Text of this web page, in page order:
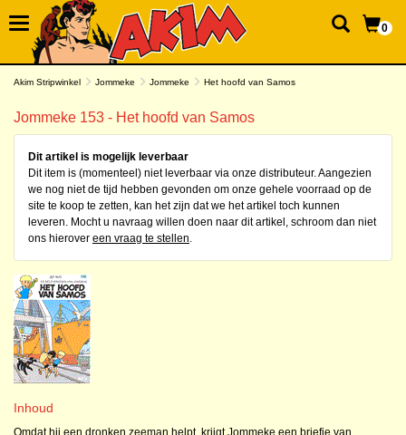
0
Akim Stripwinkel Jommeke Jommeke Het hoofd van Samos
Jommeke 153 - Het hoofd van Samos
Dit artikel is mogelijk leverbaar
Dit item is (momenteel) niet leverbaar via onze distributeur. Aangezien
we nog niet de tijd hebben gevonden om onze gehele voorraad op de
site te koop te zetten, kan het zijn dat we het artikel toch kunnen
leveren. Mocht u navraag willen doen naar dit artikel, schroom dan niet
ons hierover een vraag te stellen.
Inhoud
Omdat hij een dronken zeeman helpt, krijgt Jommeke een briefje van